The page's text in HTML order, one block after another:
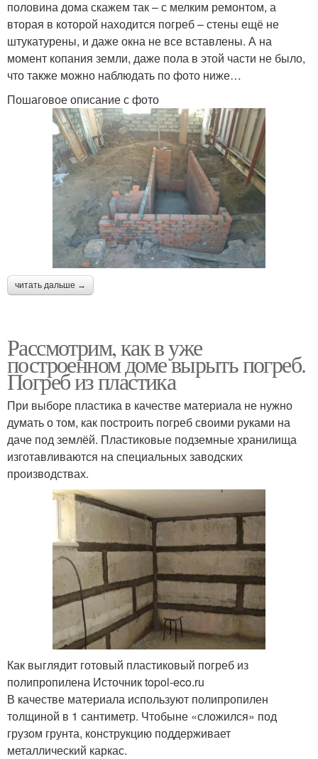
половина дома скажем так – с мелким ремонтом, а
вторая в которой находится погреб – стены ещё не
штукатурены, и даже окна не все вставлены. А на
момент копания земли, даже пола в этой части не было,
что также можно наблюдать по фото ниже…
Пошаговое описание с фото
читать дальше →
Рассмотрим, как в уже
построенном доме вырыть погреб.
Погреб из пластика
При выборе пластика в качестве материала не нужно
думать о том, как построить погреб своими руками на
даче под землёй. Пластиковые подземные хранилища
изготавливаются на специальных заводских
производствах.
Как выглядит готовый пластиковый погреб из
полипропилена Источник topol-eco.ru
В качестве материала используют полипропилен
толщиной в 1 сантиметр. Чтобыне «сложился» под
грузом грунта, конструкцию поддерживает
металлический каркас.